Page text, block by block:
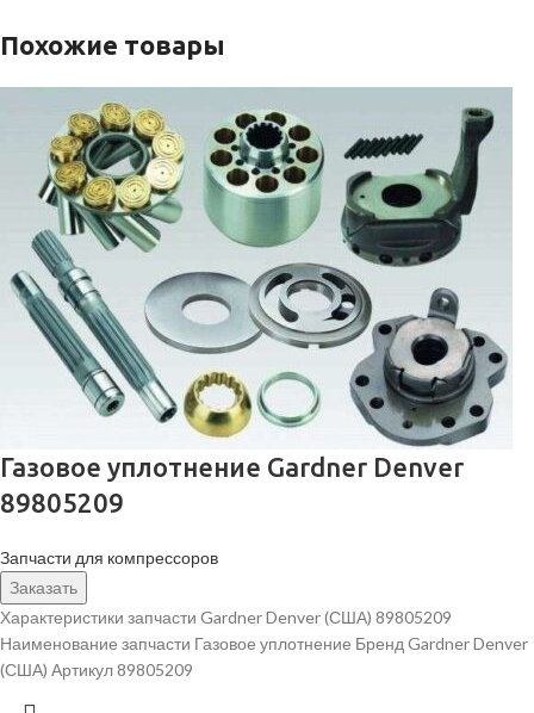
Похожие товары
Газовое уплотнение Gardner Denver
89805209
Запчасти для компрессоров
Заказать
Характеристики запчасти Gardner Denver (США) 89805209
Наименование запчасти Газовое уплотнение Бренд Gardner Denver
(США) Артикул 89805209